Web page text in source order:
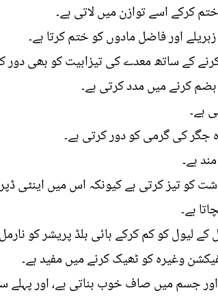
کرکے اسے توازن میں لاتی ہے۔
اور فاضل مادوں کو ختم کرتا ہے۔
کے ساتھ معدے کی تیزابیت کو بھی دور
کرنے میں مدد کرتی ہے۔
ہے۔
جگر کی گرمی کو دور کرتی ہے۔
ہے۔
کو تیز کرتی ہے کیونکہ اس میں اینٹی
ہے۔
لیول کو کم کرکے ہائی بلڈ پریشر کو
وغیرہ کو ٹھیک کرنے میں مفید ہے۔
اور جسم میں صاف خوب بناتی ہے، اور